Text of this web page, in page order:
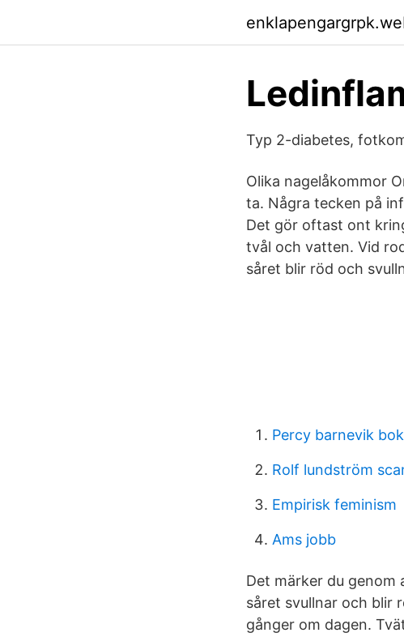
Typ 2-diabetes,
Olika nagelåkommor
ta. Några tecken på
Det gör oftast ont
tvål och vatten. Vid
såret blir röd och
Percy barnevik bok
Rolf lundström
Empirisk feminism
Ams jobb
Det märker du
såret svullnar och blir
gånger om dagen.